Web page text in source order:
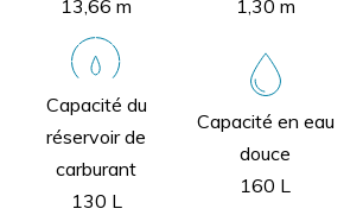
13,66 m
1,30 m
Capacité du
réservoir de
carburant
130 L
Capacité en eau
douce
160 L